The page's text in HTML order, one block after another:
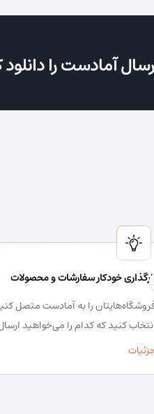
آمادست را
خودکار سفارشات و محصولات
را به آمادست متصل
کنید که کدام را می‌خواهید